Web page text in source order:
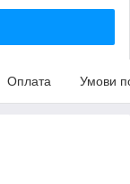
Оплата Умови